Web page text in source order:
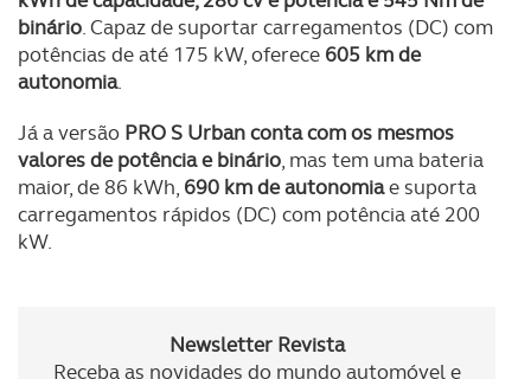
tecnologias similares pode ter impacto na sua
experiência de navegação no Website e nos serviços
disponibilizados.
Consulte a política de cookies do site.
binário. Capaz de suportar carregamentos (DC) com
potências de até 175 kW, oferece 605 km de
autonomia.
Já a versão PRO S Urban conta com os mesmos
valores de potência e binário, mas tem uma bateria
maior, de 86 kWh, 690 km de autonomiae suporta
carregamentos rápidos (DC) com potência até 200
kW.
Newsletter Revista
Receba as novidades do mundo automóvel e